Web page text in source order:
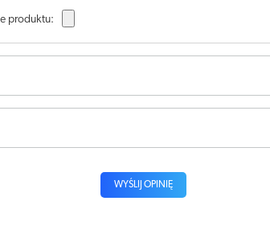
produktu:
WYŚLIJ OPINIĘ